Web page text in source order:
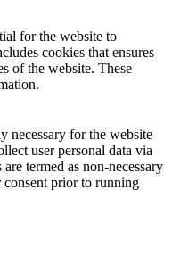
for the website to
cookies that ensures
of the website. These
necessary for the website
user personal data via
termed as non-necessary
consent prior to running